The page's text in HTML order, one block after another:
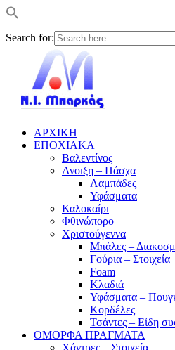
Search for:
ΑΡΧΙΚΗ
ΕΠΟΧΙΑΚΑ
Βαλεντίνος
Ανοιξη – Πάσχα
Λαμπάδες
Υφάσματα
Καλοκαίρι
Φθινώπορο
Χριστούγεννα
Μπάλες –
Γούρια – Στοιχεία
Foam
Κλαδιά
Υφάσματα –
Κορδέλες
Τσάντες – Είδη
ΟΜΟΡΦΑ ΠΡΑΓΜΑΤΑ
Χάντρες – Στοιχεία